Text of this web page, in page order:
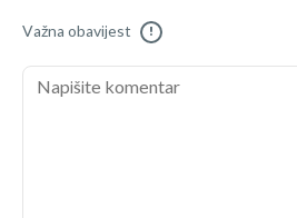
Važna obavijest !